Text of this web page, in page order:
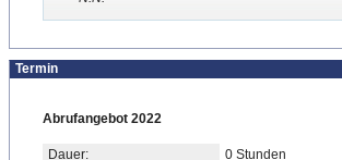
Termin
Abrufangebot 2022
Dauer: 0 Stunden